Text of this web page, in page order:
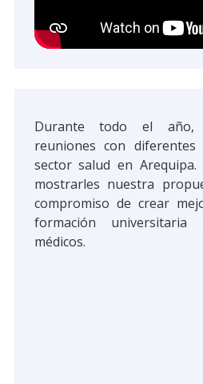
Durante todo el año,
reuniones con diferentes
sector salud en
mostrarles nuestra
compromiso de crear
formación
médicos.